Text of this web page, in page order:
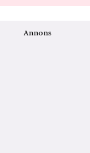
Annons